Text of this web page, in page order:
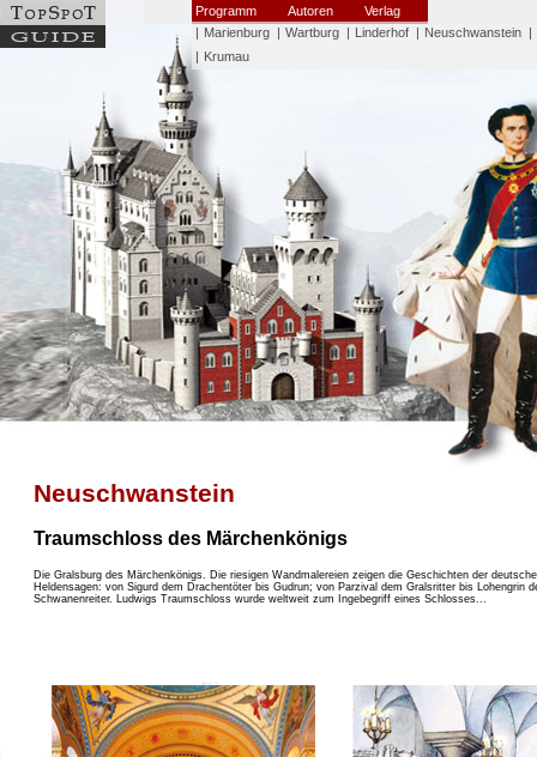
Programm
| Marienburg | Wartburg | Linderhof | Neuschwanstein |
| Krumau
Autoren Verlag
Neuschwanstein
Traumschloss des Märchenkönigs
Die Gralsburg des Märchenkönigs. Die riesigen Wandmalereien zeigen die Geschichten der
Heldensagen: von Sigurd dem Drachentöter bis Gudrun; von Parzival dem Gralsritter bis Lohengrin
Schwanenreiter. Ludwigs Traumschloss wurde weltweit zum Ingebegriff eines Schlosses...